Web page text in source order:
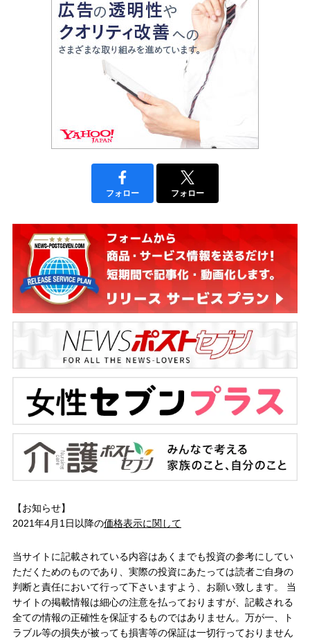
フォロー フォロー
【お知らせ】
2021年4月1日以降の価格表示に関して
当サイトに記載されている内容はあくまでも投資の参考にしてい
ただくためのものであり、実際の投資にあたっては読者ご自身の
判断と責任において行って下さいますよう、お願い致します。 当
サイトの掲載情報は細心の注意を払っておりますが、記載される
全ての情報の正確性を保証するものではありません。万が一、ト
ラブル等の損失が被っても損害等の保証は一切行っておりません